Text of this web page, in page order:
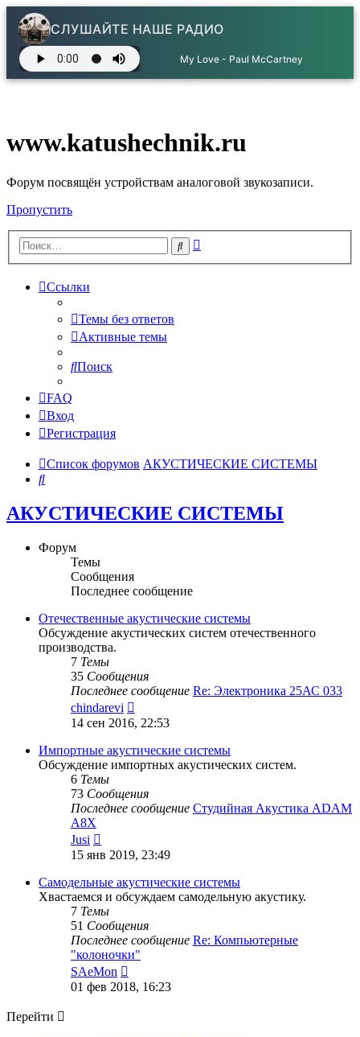
СЛУШАЙТЕ НАШЕ РАДИО
My Love - Paul McCartney
www.katushechnik.ru
Форум посвящён устройствам аналоговой звукозаписи.
Пропустить
Поиск
Ссылки
Темы без ответов
Активные темы
Поиск
FAQ
Вход
Регистрация
Список форумов АКУСТИЧЕСКИЕ СИСТЕМЫ
Поиск
АКУСТИЧЕСКИЕ СИСТЕМЫ
Форум
Темы
Сообщения
Последнее сообщение
Отечественные акустические системы
Обсуждение акустических систем отечественного
производства.
7 Темы
35 Сообщения
Последнее сообщение Re: Электроника 25АС 033
chindarevi
последнему
сообщению
14 сен 2016, 22:53
Импортные акустические системы
Обсуждение импортных акустических систем.
6 Темы
73 Сообщения
Последнее сообщение Студийная Акустика ADAM
A8X
Jusi
к
последнему
сообщению
15 янв 2019, 23:49
Самодельные акустические системы
Хвастаемся и обсуждаем самодельную акустику.
7 Темы
51 Сообщения
Последнее сообщение Re: Компьютерные
"колоночки"
SAeMon
к
последнему
01 фев 2018, 16:23
Перейти